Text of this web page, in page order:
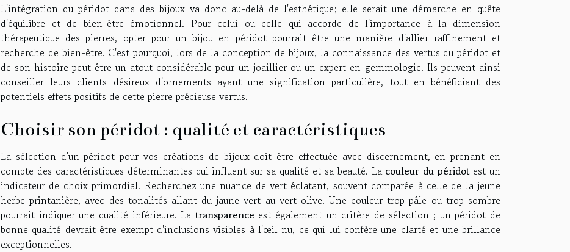
L'intégration du péridot dans des bijoux va donc au-delà de l'esthétique; elle serait une démarche en quête
d'équilibre et de bien-être émotionnel. Pour celui ou celle qui accorde de l'importance à la dimension
thérapeutique des pierres, opter pour un bijou en péridot pourrait être une manière d'allier raffinement et
recherche de bien-être. C'est pourquoi, lors de la conception de bijoux, la connaissance des vertus du péridot et
de son histoire peut être un atout considérable pour un joaillier ou un expert en gemmologie. Ils peuvent ainsi
conseiller leurs clients désireux d'ornements ayant une signification particulière, tout en bénéficiant des
potentiels effets positifs de cette pierre précieuse vertus.
Choisir son péridot : qualité et caractéristiques
La sélection d'un péridot pour vos créations de bijoux doit être effectuée avec discernement, en prenant en
compte des caractéristiques déterminantes qui influent sur sa qualité et sa beauté. La couleur du péridotest un
indicateur de choix primordial. Recherchez une nuance de vert éclatant, souvent comparée à celle de la jeune
herbe printanière, avec des tonalités allant du jaune-vert au vert-olive. Une couleur trop pâle ou trop sombre
pourrait indiquer une qualité inférieure. Latransparence est également un critère de sélection ; un péridot de
bonne qualité devrait être exempt d'inclusions visibles à l'œil nu, ce qui lui confère une clarté et une brillance
exceptionnelles.